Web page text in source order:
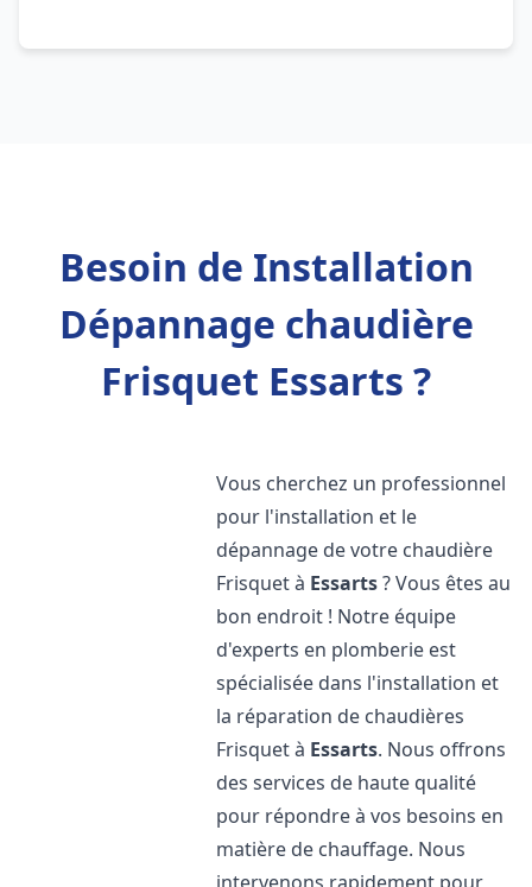
Besoin de Installation
Dépannage chaudière
Frisquet Essarts ?
Vous cherchez un professionnel
pour l'installation et le
dépannage de votre chaudière
Frisquet à Essarts? Vous êtes au
bon endroit ! Notre équipe
d'experts en plomberie est
spécialisée dans l'installation et
la réparation de chaudières
Frisquet à Essarts. Nous offrons
des services de haute qualité
pour répondre à vos besoins en
matière de chauffage. Nous